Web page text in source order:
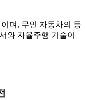
며, 무인 자동차의 등
와 자율주행 기술이